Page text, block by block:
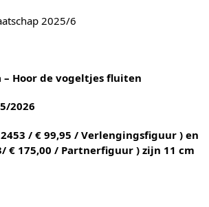
2025/6
– Hoor de vogeltjes fluiten
2026
/ € 99,95 / Verlengingsfiguur ) en
€ 175,00 / Partnerfiguur ) zijn 11 cm